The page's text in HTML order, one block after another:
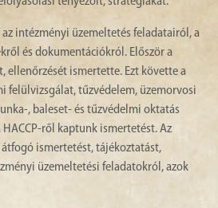
intézményi üzemeltetés feladatairól, a
és dokumentációkról. Először a
ellenőrzését ismertette. Ezt követte a
felülvizsgálat, tűzvédelem, üzemorvosi
, baleset- és tűzvédelmi oktatás
ről kaptunk ismertetést. Az
átfogó ismertetést, tájékoztatást,
üzemeltetési feladatokról, azok